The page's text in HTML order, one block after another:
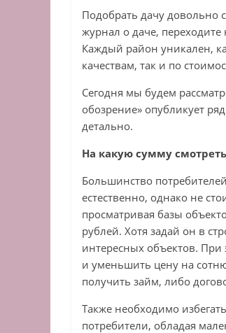
Подобрать дачу довольно
журнал о даче,
Каждый район уникален,
качествам, так и по
Сегодня мы будем
обозрение» опубликует
детально.
На какую сумму смотреть
Большинство
естественно, однако не
просматривая базы
рублей. Хотя задай он в
интересных объектов. При
и уменьшить цену на
получить займ, либо
Также необходимо
потребители, обладая